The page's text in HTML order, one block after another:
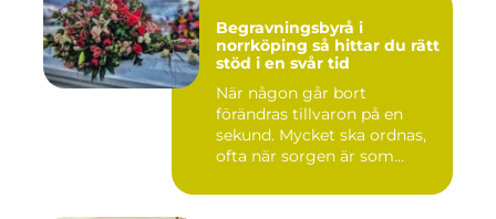
Begravningsbyrå i
norrköping så hittar du rätt
stöd i en svår tid
När någon går bort
förändras tillvaron på en
sekund. Mycket ska ordnas,
ofta när sorgen är som